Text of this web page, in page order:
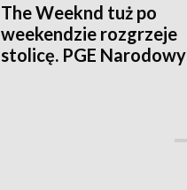
The Weeknd tuż po
weekendzie rozgrzeje
stolicę. PGE Narodowy